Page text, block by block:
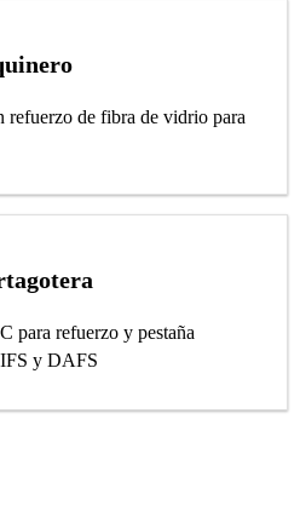
de fibra de vidrio para
para refuerzo y pestaña
y DAFS